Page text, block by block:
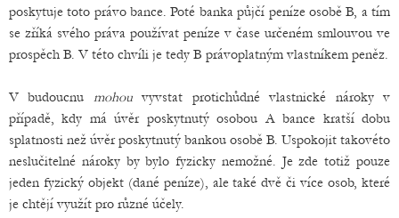
poskytuje toto právo bance. Poté banka půjčí peníze osobě B, a tím
se zříká svého práva používat peníze v čase určeném smlouvou ve
prospěch B. V této chvíli je tedy B právoplatným vlastníkem peněz.
V budoucnu mohouvyvstat protichůdné vlastnické nároky v
případě, kdy má úvěr poskytnutý osobou A bance kratší dobu
splatnosti než úvěr poskytnutý bankou osobě B. Uspokojit takovéto
neslučitelné nároky by bylo fyzicky nemožné. Je zde totiž pouze
jeden fyzický objekt (dané peníze), ale také dvě či více osob, které
je chtějí využít pro různé účely.